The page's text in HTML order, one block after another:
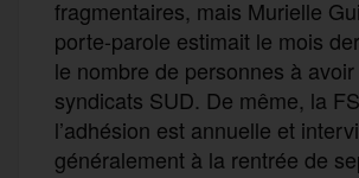
fragmentaires, mais Murielle
porte-parole estimait le mois
le nombre de personnes à
syndicats SUD. De même, la
l’adhésion est annuelle et
généralement à la rentrée de